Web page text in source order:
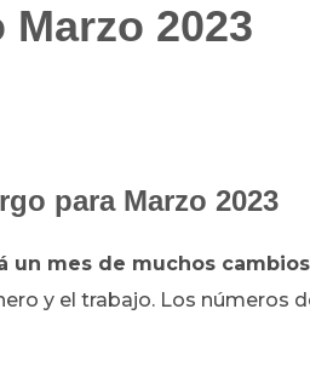
2023
para Marzo 2023
un mes de muchos
y el trabajo. Los números